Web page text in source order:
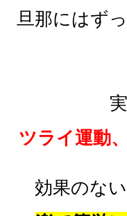
旦那にはず
ツライ運動
効果のな